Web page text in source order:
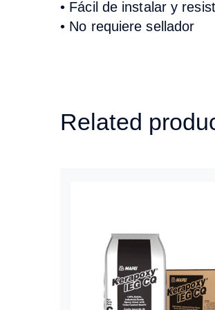
• Fácil de instalar y
• No requiere sellador
Related